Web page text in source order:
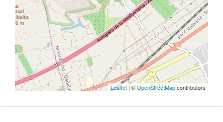
Leaflet| ©OpenStreetMapcontributors